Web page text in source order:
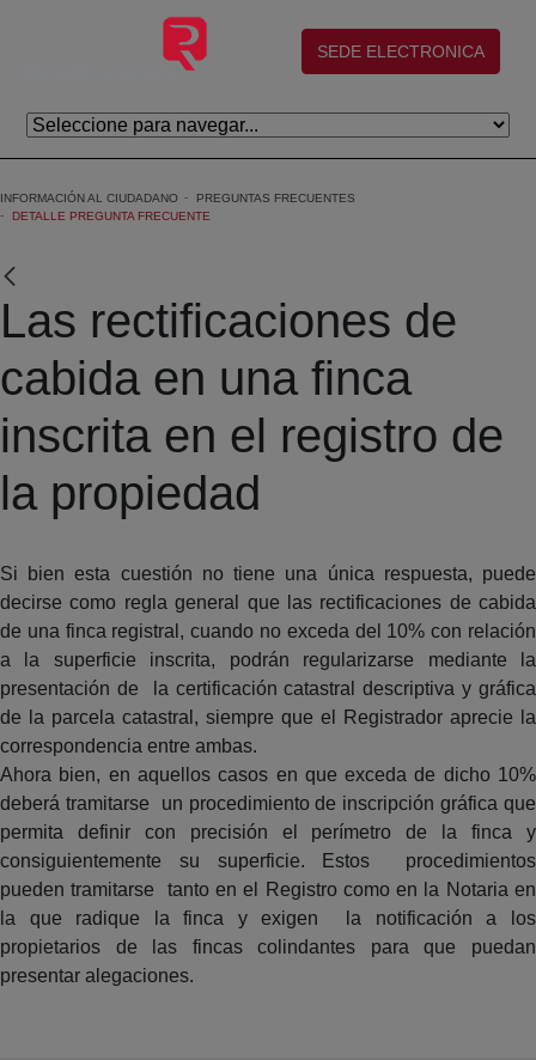
Skip to Main Content
(abre en nueva ventana)
SEDE ELECTRONICA
INFORMACIÓN AL CIUDADANO
PREGUNTAS FRECUENTES
DETALLE PREGUNTA FRECUENTE
Las rectificaciones de
cabida en una finca
inscrita en el registro de
la propiedad
Si bien esta cuestión no tiene una única respuesta, puede
decirse como regla general que las rectificaciones de cabida
de una finca registral, cuando no exceda del 10% con relación
a la superficie inscrita, podrán regularizarse mediante la
presentación de la certificación catastral descriptiva y gráfica
de la parcela catastral, siempre que el Registrador aprecie la
correspondencia entre ambas.
Ahora bien, en aquellos casos en que exceda de dicho 10%
deberá tramitarse un procedimiento de inscripción gráfica que
permita definir con precisión el perímetro de la finca y
consiguientemente su superficie. Estos procedimientos
pueden tramitarse tanto en el Registro como en la Notaria en
la que radique la finca y exigen la notificación a los
propietarios de las fincas colindantes para que puedan
presentar alegaciones.